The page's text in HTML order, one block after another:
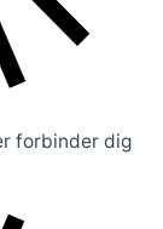
forbinder dig